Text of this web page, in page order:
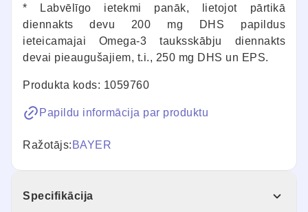
* Labvēlīgo ietekmi panāk, lietojot pārtikā
diennakts devu 200 mg DHS papildus
ieteicamajai Omega-3 tauksskābju diennakts
devai pieaugušajiem, t.i., 250 mg DHS un EPS.
Produkta kods: 1059760
Papildu informācija par produktu
Ražotājs: BAYER
Specifikācija